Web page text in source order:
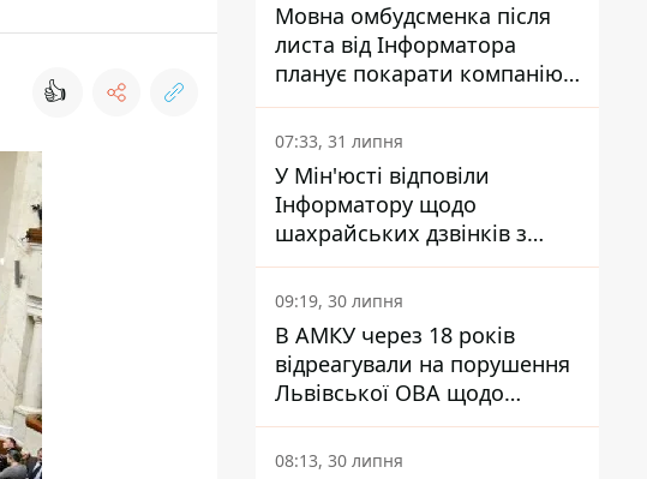
👍
Мовна омбудсменка після
листа від Інформатора
планує покарати компанію-
підрядника ПриватБанку
07:33, 31 липня
У Мін'юсті відповіли
Інформатору щодо
шахрайських дзвінків з
камери Сумського СІЗО так,
що ніхто нічого не зрозумів
09:19, 30 липня
В АМКУ через 18 років
відреагували на порушення
Львівської ОВА щодо
харчування у закладах
освіти
08:13, 30 липня